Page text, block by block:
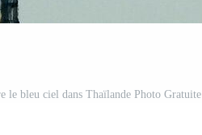
le bleu ciel dans Thaïlande Photo Gratuite